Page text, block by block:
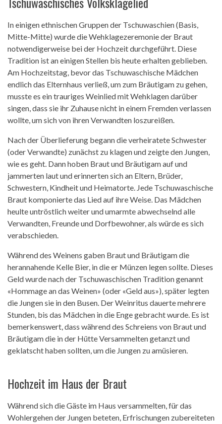
In einigen ethnischen Gruppen der Tschuwaschien (Basis,
Mitte-Mitte) wurde die Wehklagezeremonie der Braut
notwendigerweise bei der Hochzeit durchgeführt. Diese
Tradition ist an einigen Stellen bis heute erhalten geblieben.
Am Hochzeitstag, bevor das Tschuwaschische Mädchen
endlich das Elternhaus verließ, um zum Bräutigam zu gehen,
musste es ein trauriges Weinlied mit Wehklagen darüber
singen, dass sie ihr Zuhause nicht in einem Fremden verlassen
wollte, um sich von ihren Verwandten loszureißen.
Nach der Überlieferung begann die verheiratete Schwester
(oder Verwandte) zunächst zu klagen und zeigte den Jungen,
wie es geht. Dann hoben Braut und Bräutigam auf und
jammerten laut und erinnerten sich an Eltern, Brüder,
Schwestern, Kindheit und Heimatorte. Jede Tschuwaschische
Braut komponierte das Lied auf ihre Weise. Das Mädchen
heulte untröstlich weiter und umarmte abwechselnd alle
Verwandten, Freunde und Dorfbewohner, als würde es sich
verabschieden.
Während des Weinens gaben Braut und Bräutigam die
herannahende Kelle Bier, in die er Münzen legen sollte. Dieses
Geld wurde nach der Tschuwaschischen Tradition genannt
«Hommage an das Weinen» (oder «Geld aus»), später legten
die Jungen sie in den Busen. Der Weinritus dauerte mehrere
Stunden, bis das Mädchen in die Enge gebracht wurde. Es ist
bemerkenswert, dass während des Schreiens von Braut und
Bräutigam die in der Hütte Versammelten getanzt und
geklatscht haben sollten, um die Jungen zu amüsieren.
Hochzeit im Haus der Braut
Während sich die Gäste im Haus versammelten, für das
Wohlergehen der Jungen beteten, Erfrischungen zubereiteten